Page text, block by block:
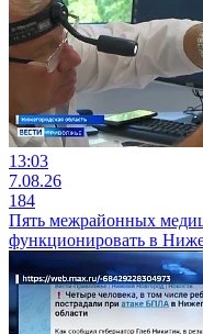
13:03
7.08.26
184
Пять межрайонных
функционировать в